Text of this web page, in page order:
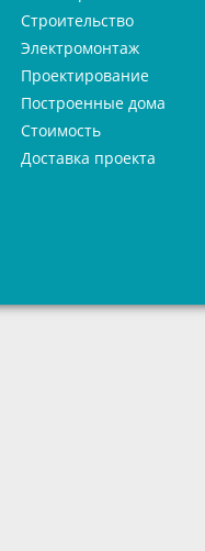
Строительство
Электромонтаж
Проектирование
Построенные дома
Стоимость
Доставка проекта